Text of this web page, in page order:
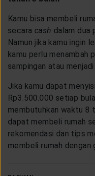
Kamu bisa membeli
secara cash dalam dua
Namun jika kamu ingin
kamu perlu menambah
sampingan atau
Jika kamu dapat
Rp3.500.000 setiap
membutuhkan waktu 8
dapat membeli rumah
rekomendasi dan tips
membeli rumah dengan